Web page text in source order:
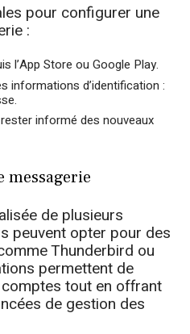
pour configurer une
:
l’App Store ou Google Play.
informations d’identification :
informé des nouveaux
de plusieurs
peuvent opter pour des
Thunderbird ou
permettent de
tout en offrant
de gestion des